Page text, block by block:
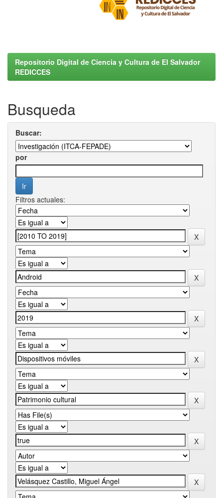
Repositorio Digital de Ciencia y Cultura de El Salvador
REDICCES
Busqueda
Buscar:
por
Filtros actuales: